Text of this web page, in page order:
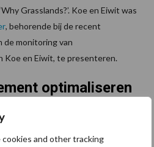
cookies and other tracking
Grasslands?’. Koe en Eiwit was
, behorende bij de recent
de monitoring van
Koe en Eiwit, te presenteren.
optimaliseren
landen op zoek naar dé